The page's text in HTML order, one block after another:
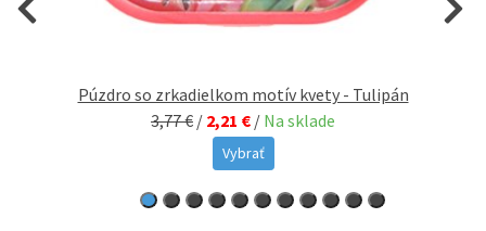
Púzdro so zrkadielkom motív kvety - Tulipán
3,77 € / 2,21 € / Na sklade
Vybrať